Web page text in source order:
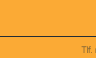
Tlf.